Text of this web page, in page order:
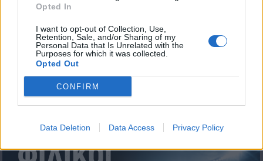
Opted In
I want to opt-out of Collection, Use,
Retention, Sale, and/or Sharing of my
Personal Data that Is Unrelated with the
Purposes for which it was collected.
Opted Out
CONFIRM
Data Deletion Data Access Privacy Policy
ΜΠΛΕ ΩΡΕΣ Το
συγκλονιστικό trailer...